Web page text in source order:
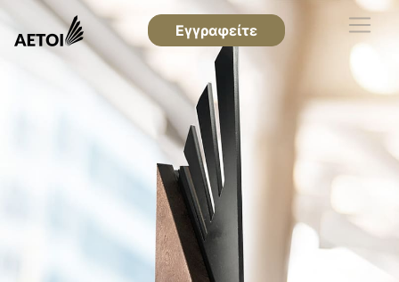
Εγγραφείτε